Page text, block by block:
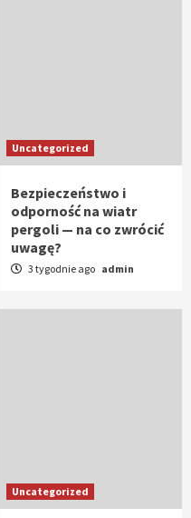
Uncategorized
Bezpieczeństwo i
odporność na wiatr
pergoli — na co zwrócić
uwagę?
3 tygodnie ago admin
Uncategorized